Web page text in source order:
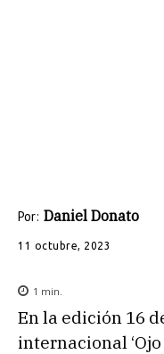
Por: Daniel Donato
11 octubre, 2023
1 min.
En la edición 16
internacional